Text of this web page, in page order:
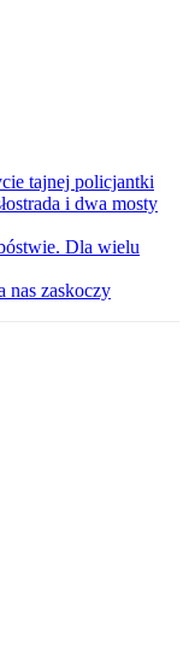
tajnej policjantki
i dwa mosty
Dla wielu
nas zaskoczy